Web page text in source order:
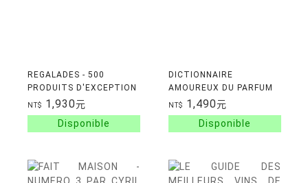
REGALADES - 500
PRODUITS D'EXCEPTION
A SE FAIRE LIVRER CHEZ
SOI !
NT$ 1,930元
DICTIONNAIRE
AMOUREUX DU PARFUM
NT$ 1,490元